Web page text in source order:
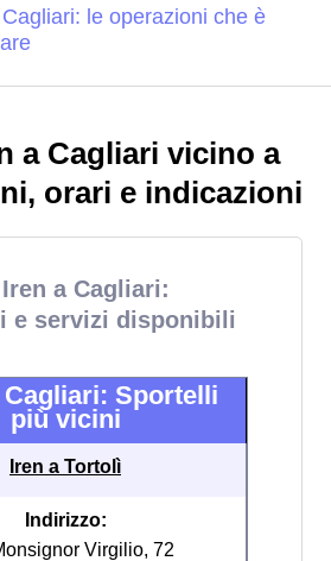
le operazioni che è
a Cagliari vicino a
orari e indicazioni
a Cagliari:
e servizi disponibili
Cagliari: Sportelli
più vicini
Iren a Tortolì
Indirizzo:
Virgilio, 72